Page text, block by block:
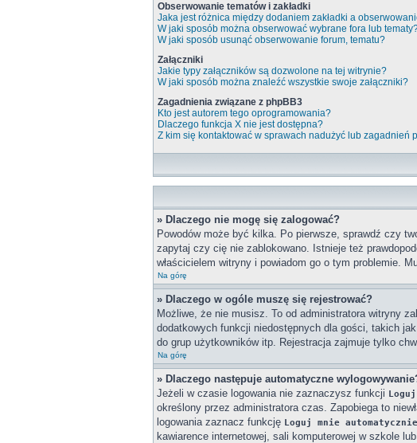
Obserwowanie tematów i zakładki
Jaka jest różnica między dodaniem zakładki a
W jaki sposób można obserwować wybrane fora lub
W jaki sposób usunąć obserwowanie forum, tematu?
Załączniki
Jakie typy załączników są dozwolone na tej witrynie?
W jaki sposób można znaleźć wszystkie swoje załączniki?
Zagadnienia związane z phpBB3
Kto jest autorem tego oprogramowania?
Dlaczego funkcja X nie jest dostępna?
Z kim się kontaktować w sprawach nadużyć lub zagadnień
» Dlaczego nie mogę się zalogować?
Powodów może być kilka. Po pierwsze, sprawdź czy
zapytaj czy cię nie zablokowano. Istnieje też
właścicielem witryny i powiadom go o tym problemie.
Na górę
» Dlaczego w ogóle muszę się rejestrować?
Możliwe, że nie musisz. To od administratora witryny
dodatkowych funkcji niedostępnych dla gości, takich
do grup użytkowników itp. Rejestracja zajmuje tylko
Na górę
» Dlaczego następuje automatyczne
Jeżeli w czasie logowania nie zaznaczysz funkcji
określony przez administratora czas. Zapobiega to
logowania zaznacz funkcję Loguj mnie automatycznie
kawiarence internetowej, sali komputerowej w szkole